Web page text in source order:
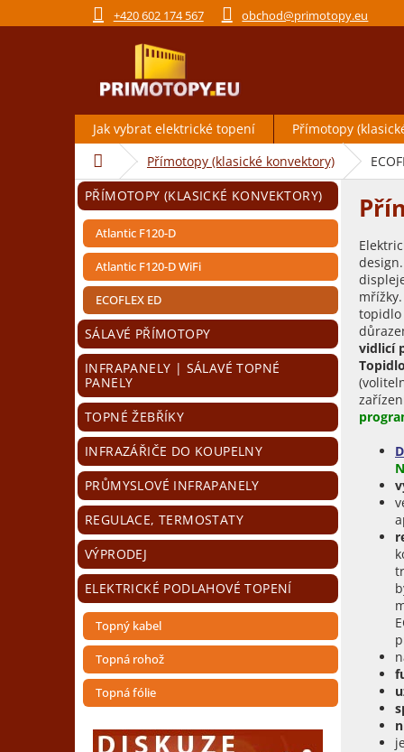
na
+420 602 174 567 obchod@primotopy.eu
Jak vybrat elektrické topení Přímotopy
Domů Přímotopy (klasické konvektory)
P
o
a
n
n
í
p
a
n
e
l
Přeskočit
kategorie
PŘÍMOTOPY (KLASICKÉ KONVEKTORY)
Atlantic F120-D
Atlantic F120-D WiFi
ECOFLEX ED
SÁLAVÉ PŘÍMOTOPY
INFRAPANELY | SÁLAVÉ TOPNÉ
PANELY
TOPNÉ ŽEBŘÍKY
INFRAZÁŘIČE DO KOUPELNY
PRŮMYSLOVÉ INFRAPANELY
REGULACE, TERMOSTATY
VÝPRODEJ
ELEKTRICKÉ PODLAHOVÉ TOPENÍ
Topný kabel
Topná rohož
Topná fólie
topidlo
vidlicí